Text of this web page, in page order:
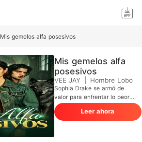
Mis gemelos alfa posesivos
Mis gemelos alfa
posesivos
VEE JAY Hombre Lobo
Sophia Drake se armó de
valor para enfrentar lo peor
cuando se vio obligada a
mudarse al otro lado del país
en medio de su tercer año
Leer ahora